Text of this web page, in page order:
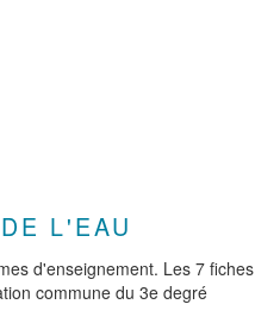
L'EAU
d'enseignement. Les 7 fiches
commune du 3e degré